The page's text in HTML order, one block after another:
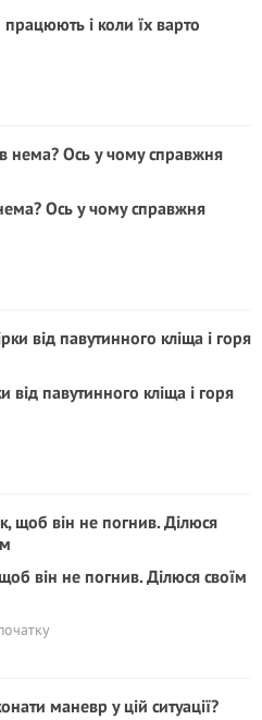
і коли їх варто
Ось у чому справжня
павутинного кліща і горя
він не погнив. Ділюся своїм